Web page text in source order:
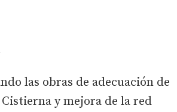
las obras de adecuación de
y mejora de la red